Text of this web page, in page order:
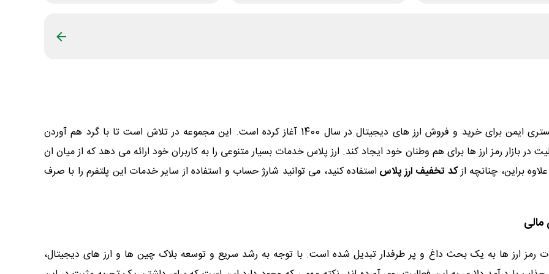
صرافی آنلاین ارز پلاس فعالیت خود را برای فراهم کردی بستری ایمن برای خرید و فروش ارز های دیجیتال در سال 1400 آغاز کرده است. این مجموعه در تلاش است تا با گرد هم آوردن
بازار رمز ارز ها برای هم وطنان خود ایجاد کند. ارز پلاس خدمات بسیار متنوعی را به کاربران خود ارائه می دهد که از میان ان
براین، چنانچه ازکد تخفیف ارز پلاس استفاده کنید، می توانید شارژ حساب و استفاده از سایر خدمات این پلتفرم را با صرف
مالی
رمز ارز ها به یک بحث داغ و پر طرفدار تبدیل شده است. با توجه به رشد سریع و توسعه بلاک چین ها و ارز های دیجیتال،